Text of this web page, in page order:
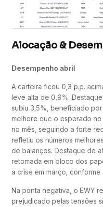
Alocação &
Desempenho abril
A carteira ficou 0,3 p.p.
leve alta de 0,9%.
subiu 3,5%, beneficiado
melhore que o esperado no
no mês, seguindo a forte
refletiu os números
de balanços. Destaque de
retomada em bloco dos
a crise em março, conforme
Na ponta negativa, o EWY
prejudicado pelas tensões